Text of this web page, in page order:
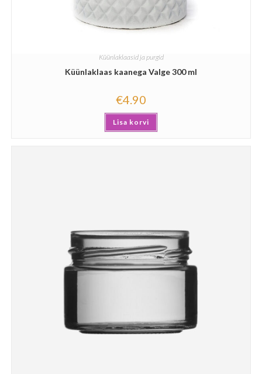
Küünlaklaasid ja purgid
Küünlaklaas kaanega Valge 300 ml
€4.90
Lisa korvi